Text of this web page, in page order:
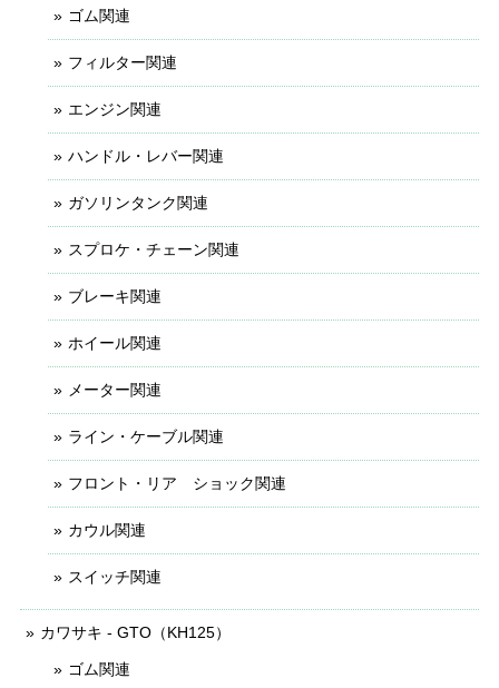
ゴム関連
フィルター関連
エンジン関連
ハンドル・レバー関連
ガソリンタンク関連
スプロケ・チェーン関連
ブレーキ関連
ホイール関連
メーター関連
ライン・ケーブル関連
フロント・リア ショック関連
カウル関連
スイッチ関連
カワサキ - GTO（KH125）
ゴム関連